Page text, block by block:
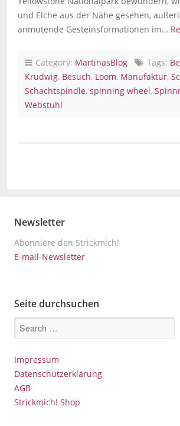
und Elche aus der Nähe gesehen,
anmutende Gesteinsformationen im…
Category: MartinasBlog Tags:
Krudwig, Besuch, Loom, Manufaktur,
Schachtspindle, spinning wheel,
Webstuhl
Newsletter
Abonniere den Strickmich!
E-mail-Newsletter
Seite durchsuchen
Impressum
Datenschutzerklärung
AGB
Strickmich! Shop